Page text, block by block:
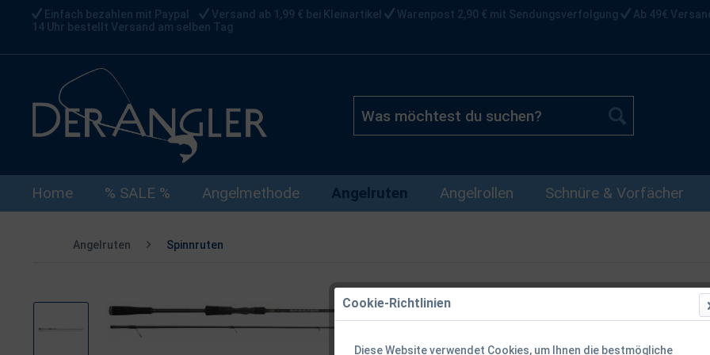
Einfach bezahlen mit Paypal Versand ab 1,99 € bei Kleinartikel Warenpost 2,90 € mit Sendungsverfolgung Ab 49€
14 Uhr bestellt Versand am selben Tag
Home % SALE % Angelmethode Angelruten Angelrollen Schnüre & Vorfächer
Angelruten Spinnruten
Spro
2,28m
Cookie-Richtlinien
Diese Website verwendet Cookies, um Ihnen die bestmögliche